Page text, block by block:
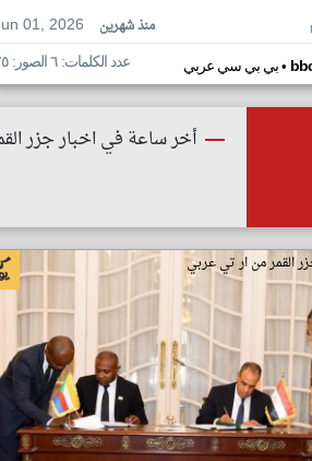
01, 2026
منذ شهرين
بي بي سي عربي• عدد الكلمات: ٦ الصور: ٢٥
أخر ساعة في اخبار جزر
القمر من ار تي عربي